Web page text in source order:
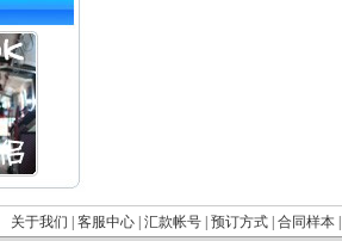
关于我们 客服中心| 汇款帐号| 预订方式| 合同样本